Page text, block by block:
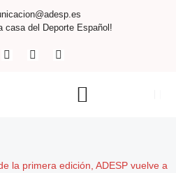
casa del Deporte Español!
la primera edición, ADESP vuelve a